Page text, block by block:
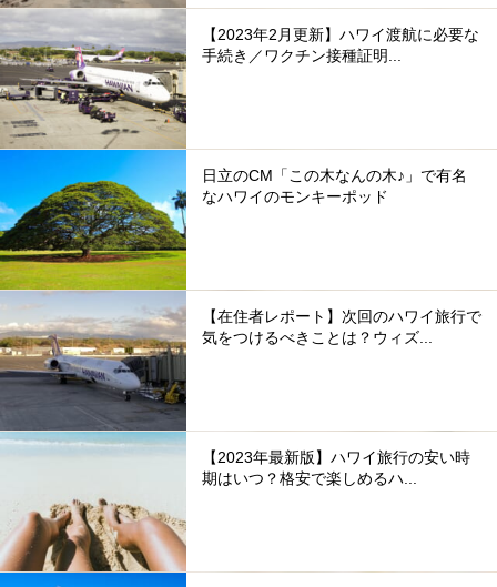
【2023年2月更新】ハワイ渡航に必要な
手続き／ワクチン接種証明...
日立のCM「この木なんの木♪」で有名
なハワイのモンキーポッド
【在住者レポート】次回のハワイ旅行で
気をつけるべきことは？ウィズ...
【2023年最新版】ハワイ旅行の安い時
期はいつ？格安で楽しめるハ...